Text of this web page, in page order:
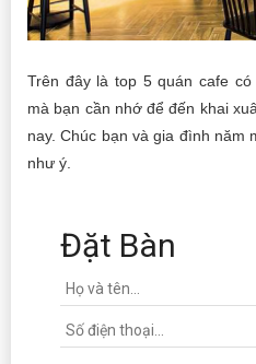
Trên đây là top 5 quán cafe
mà bạn cần nhớ để đến khai
nay. Chúc bạn và gia đình năm
như ý.
Đặt Bàn